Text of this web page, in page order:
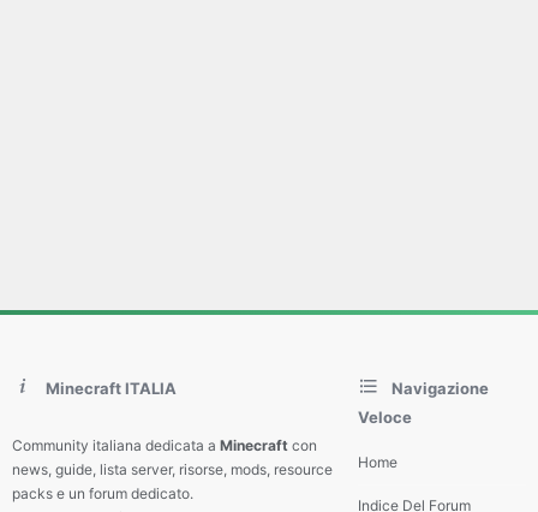
Minecraft ITALIA
Community italiana dedicata a Minecraft con
news, guide, lista server, risorse, mods, resource
packs e un forum dedicato.
Navigazione
Veloce
Home
Indice Del Forum